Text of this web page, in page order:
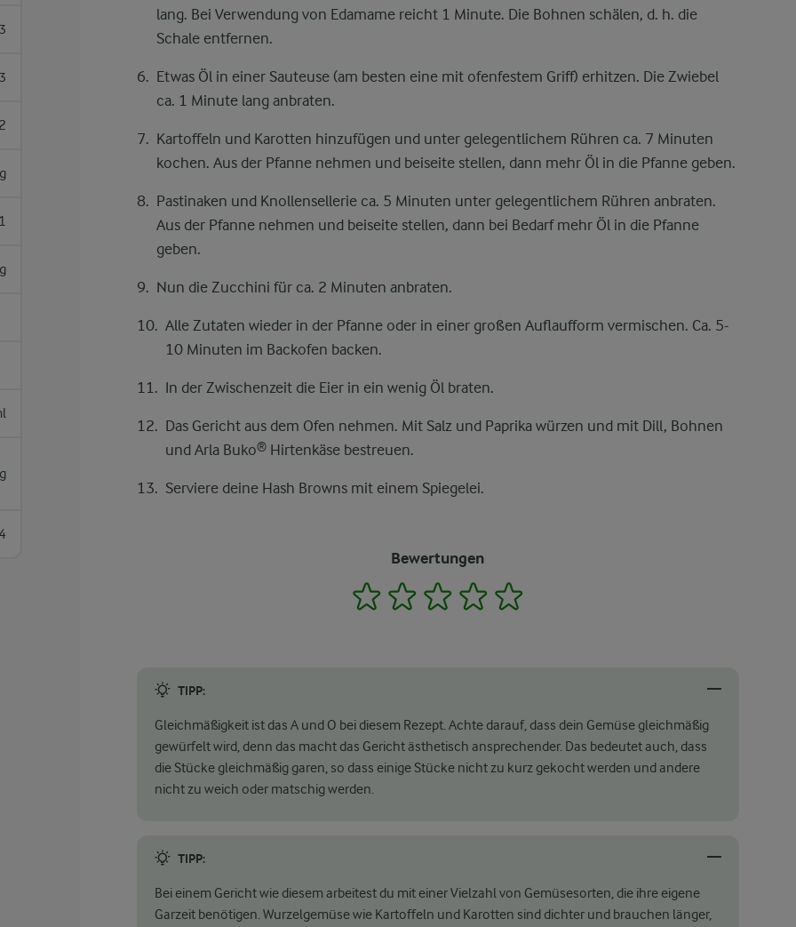
lang. Bei Verwendung von Edamame reicht 1 Minute. Die Bohnen schälen, d. h. die
Schale entfernen.
Etwas Öl in einer Sauteuse (am besten eine mit ofenfestem Griff) erhitzen. Die Zwiebel
ca. 1 Minute lang anbraten.
Kartoffeln und Karotten hinzufügen und unter gelegentlichem Rühren ca. 7 Minuten
kochen. Aus der Pfanne nehmen und beiseite stellen, dann mehr Öl in die Pfanne geben.
Pastinaken und Knollensellerie ca. 5 Minuten unter gelegentlichem Rühren anbraten.
Aus der Pfanne nehmen und beiseite stellen, dann bei Bedarf mehr Öl in die Pfanne
geben.
Nun die Zucchini für ca. 2 Minuten anbraten.
Alle Zutaten wieder in der Pfanne oder in einer großen Auflaufform vermischen. Ca. 5-
10 Minuten im Backofen backen.
In der Zwischenzeit die Eier in ein wenig Öl braten.
Das Gericht aus dem Ofen nehmen. Mit Salz und Paprika würzen und mit Dill, Bohnen
und Arla Buko® Hirtenkäse bestreuen.
Serviere deine Hash Browns mit einem Spiegelei.
Bewertungen
1 2 3 4
TIPP:
Gleichmäßigkeit ist das A und O bei diesem Rezept. Achte darauf, dass dein Gemüse gleichmäßig
gewürfelt wird, denn das macht das Gericht ästhetisch ansprechender. Das bedeutet auch, dass
die Stücke gleichmäßig garen, so dass einige Stücke nicht zu kurz gekocht werden und andere
nicht zu weich oder matschig werden.
TIPP:
Bei einem Gericht wie diesem arbeitest du mit einer Vielzahl von Gemüsesorten, die ihre eigene
Garzeit benötigen. Wurzelgemüse wie Kartoffeln und Karotten sind dichter und brauchen länger,